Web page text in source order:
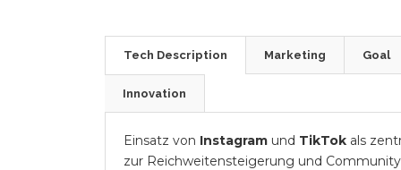
Tech Description Marketing Goal
Innovation
Einsatz von Instagram und TikTok als
zur Reichweitensteigerung und